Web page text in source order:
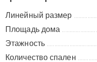
Линейный размер
Площадь дома
Этажность
Количество спален